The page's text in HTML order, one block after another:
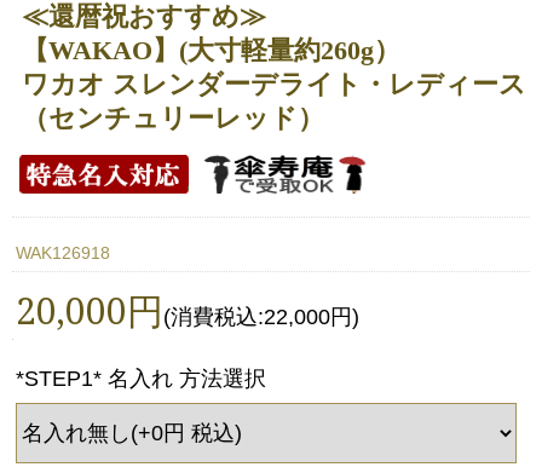
≪還暦祝おすすめ≫
【WAKAO】(大寸軽量約260g）
ワカオ スレンダーデライト・レディース
（センチュリーレッド）
WAK126918
20,000円 (消費税込:22,000円)
*STEP1* 名入れ 方法選択